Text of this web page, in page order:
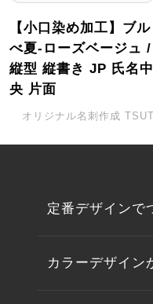
【小口染め加工】ブル
べ夏-ローズベージュ /
縦型 縦書き JP 氏名中
央 片面
オリジナル名刺作成
定番デザインで
カラーデザイン